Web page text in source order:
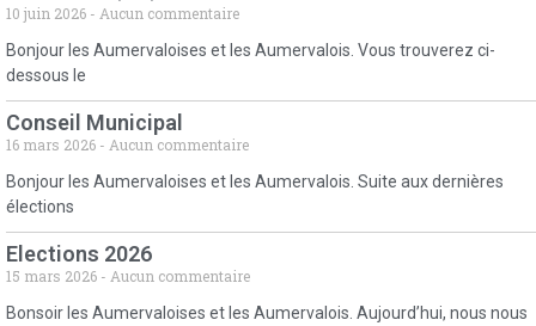
10 juin 2026
Aucun commentaire
Bonjour les Aumervaloises et les Aumervalois. Vous trouverez ci-
dessous le
Conseil Municipal
16 mars 2026
Aucun commentaire
Bonjour les Aumervaloises et les Aumervalois. Suite aux dernières
élections
Elections 2026
15 mars 2026
Aucun commentaire
Bonsoir les Aumervaloises et les Aumervalois. Aujourd’hui, nous nous